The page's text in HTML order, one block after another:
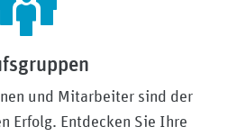
und Mitarbeiter sind der
Erfolg. Entdecken Sie Ihre